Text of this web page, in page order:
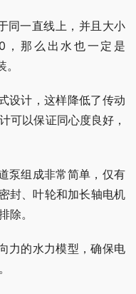
同一直线上，并且大小
，那么出水也一定是
设计，这样降低了传动
可以保证同心度良好，
泵组成非常简单，仅有
封、叶轮和加长轴电机
除。
力的水力模型，确保电